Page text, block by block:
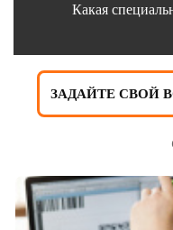
Какая
ЗАДАЙТЕ СВОЙ